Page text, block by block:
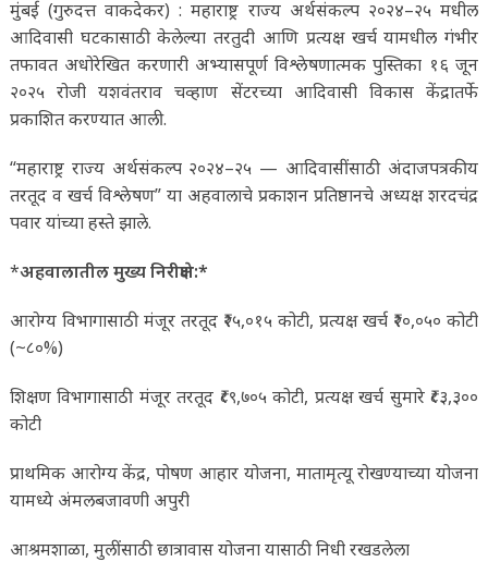
मुंबई (गुरुदत्त वाकदेकर) : महाराष्ट्र राज्य अर्थसंकल्प २०२४–२५ मधील
आदिवासी घटकासाठी केलेल्या तरतुदी आणि प्रत्यक्ष खर्च यामधील गंभीर
तफावत अधोरेखित करणारी अभ्यासपूर्ण विश्लेषणात्मक पुस्तिका १६ जून
२०२५ रोजी यशवंतराव चव्हाण सेंटरच्या आदिवासी विकास केंद्रातर्फे
प्रकाशित करण्यात आली.
“महाराष्ट्र राज्य अर्थसंकल्प २०२४–२५ — आदिवासींसाठी अंदाजपत्रकीय
तरतूद व खर्च विश्लेषण” या अहवालाचे प्रकाशन प्रतिष्ठानचे अध्यक्ष शरदचंद्र
पवार यांच्या हस्ते झाले.
*अहवालातील मुख्य निरीक्षणे:*
आरोग्य विभागासाठी मंजूर तरतूद ₹२५,०१५ कोटी, प्रत्यक्ष खर्च ₹२०,०५० कोटी
(~८०%)
शिक्षण विभागासाठी मंजूर तरतूद ₹८९,७०५ कोटी, प्रत्यक्ष खर्च सुमारे ₹८३,३००
कोटी
प्राथमिक आरोग्य केंद्र, पोषण आहार योजना, मातामृत्यू रोखण्याच्या योजना
यामध्ये अंमलबजावणी अपुरी
आश्रमशाळा, मुलींसाठी छात्रावास योजना यासाठी निधी रखडलेला